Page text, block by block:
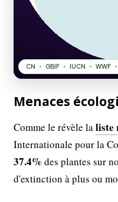
Menaces
Comme le révèle laliste
Internationale pour la
37.4% des plantes sur
d'extinction à plus ou